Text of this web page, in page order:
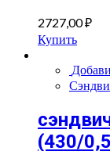
2727,00₽
Купить
(430/